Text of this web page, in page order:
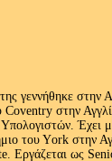
γεννήθηκε στην
Coventry στην
Έχει
του Υork στην
Εργάζεται ως